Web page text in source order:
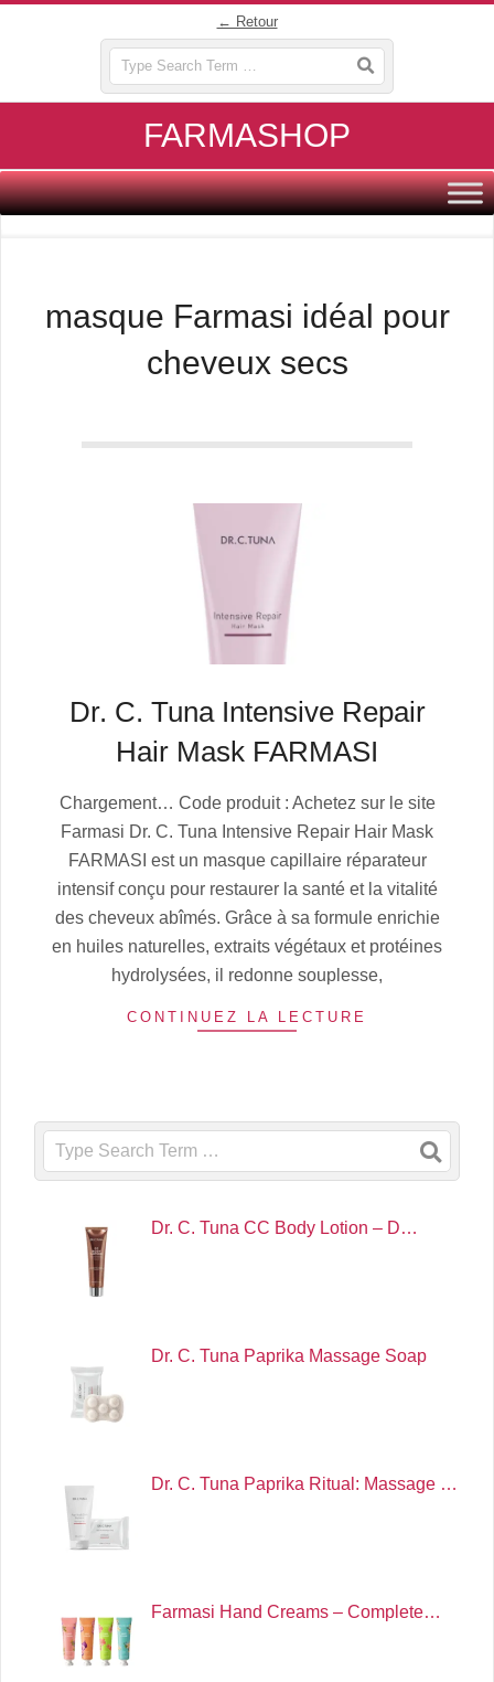
← Retour
FARMASHOP
Primary
Navigation
masque Farmasi idéal pour
cheveux secs
Dr. C. Tuna Intensive Repair
Hair Mask FARMASI
07-
06
Chargement… Code produit : Achetez sur le site
Farmasi Dr. C. Tuna Intensive Repair Hair Mask
FARMASI est un masque capillaire réparateur
intensif conçu pour restaurer la santé et la vitalité
des cheveux abîmés. Grâce à sa formule enrichie
en huiles naturelles, extraits végétaux et protéines
hydrolysées, il redonne souplesse,
CONTINUEZ LA LECTURE
Search
Dr. C. Tuna CC Body Lotion – D…
Dr. C. Tuna Paprika Massage Soap
Dr. C. Tuna Paprika Ritual: Massage …
Farmasi Hand Creams – Complete…